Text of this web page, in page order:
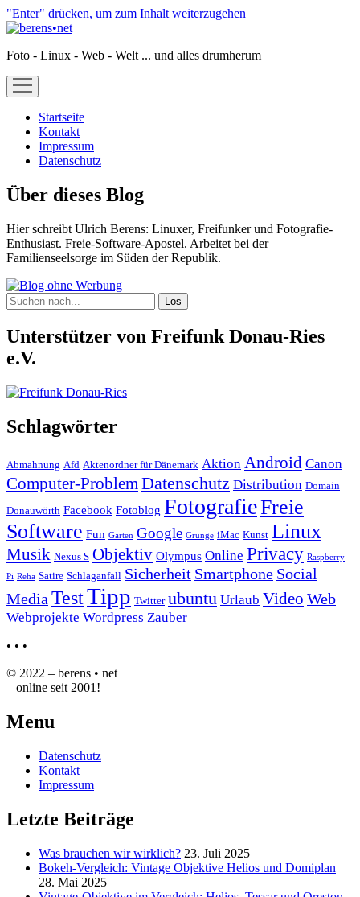
"Enter" drücken, um zum Inhalt weiterzugehen
berens•net
Foto - Linux - Web - Welt ... und alles drumherum
open
menu
Startseite
Kontakt
Impressum
Datenschutz
Sidebar
Über dieses Blog
Hier schreibt Ulrich Berens: Linuxer, Freifunker und Fotografie-
Enthusiast. Freie-Software-Apostel. Arbeitet bei der
Familienseelsorge im Süden der Republik.
Suchen
Unterstützer von Freifunk Donau-Ries
e.V.
Schlagwörter
Abmahnung Afd Aktenordner für Dänemark Aktion Android Canon
Computer-ProblemDatenschutz Distribution Domain
Donauwörth Facebook Fotoblog FotografieFreie
Software Fun Garten Google Grunge iMac Kunst Linux
Musik Nexus S Objektiv Olympus Online Privacy Raspberry
Pi Reha Satire Schlaganfall Sicherheit Smartphone Social
MediaTestTipp Twitter ubuntu Urlaub Video Web
Webprojekte Wordpress Zauber
• • •
© 2022 – berens • net
– online seit 2001!
Menu
Datenschutz
Kontakt
Impressum
Letzte Beiträge
Was brauchen wir wirklich? 23. Juli 2025
Bokeh-Vergleich: Vintage Objektive Helios und Domiplan
28. Mai 2025